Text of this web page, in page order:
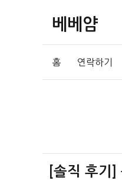
베베얌
홈 연락하기
[솔직 후기